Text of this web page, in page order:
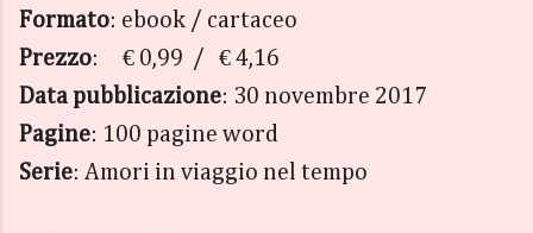
Formato: ebook / cartaceo
Prezzo: € 0,99 / € 4,16
Data pubblicazione: 30 novembre 2017
Pagine: 100 pagine word
Serie: Amori in viaggio nel tempo